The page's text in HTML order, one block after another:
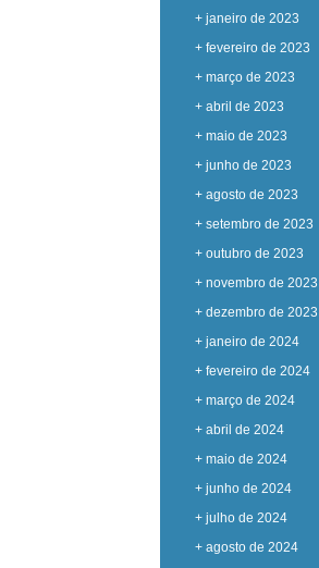
+ janeiro de 2023
+ fevereiro de 2023
+ março de 2023
+ abril de 2023
+ maio de 2023
+ junho de 2023
+ agosto de 2023
+ setembro de 2023
+ outubro de 2023
+ novembro de 2023
+ dezembro de 2023
+ janeiro de 2024
+ fevereiro de 2024
+ março de 2024
+ abril de 2024
+ maio de 2024
+ junho de 2024
+ julho de 2024
+ agosto de 2024